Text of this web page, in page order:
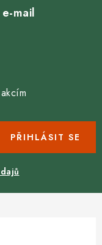
mail
PŘIHLÁSIT SE